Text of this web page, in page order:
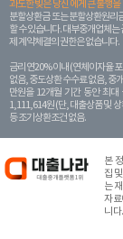
과도한 빚은 당신 에게 큰 불행
분할상환금 또는 분할상환원리
할 수 있습니다. 대부중개업체
제 계약체결의 권한은 없습니다.
금리 연20% 이내 (연체이자율
없음, 중도상환 수수료 없음, 중
만원을 12개월 기간 동안 최
1,111,614원 (단, 대출상품 및
등 조기상환조건 없음.
본
집
는
자료
니다.